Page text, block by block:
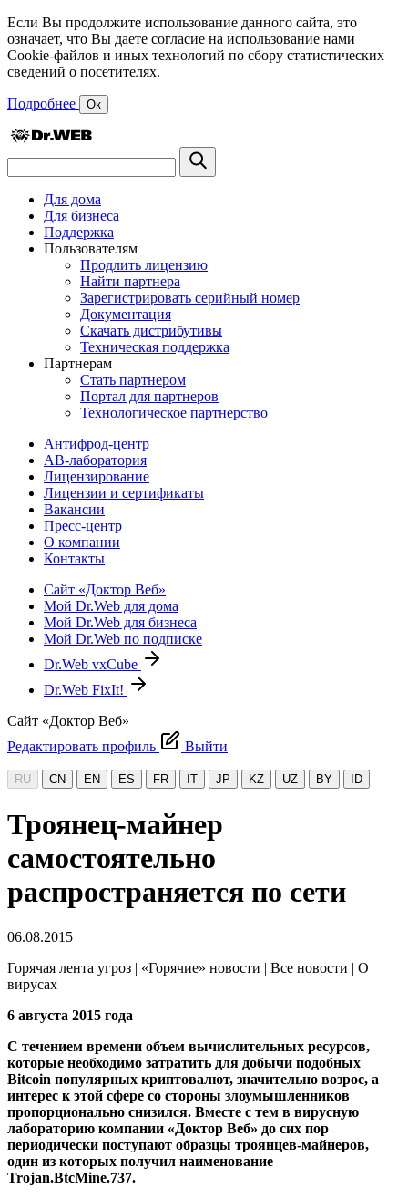
Если Вы продолжите использование данного сайта, это
означает, что Вы даете согласие на использование нами
Cookie-файлов и иных технологий по сбору статистических
сведений о посетителях.
Подробнее Ок
Для дома
Для бизнеса
Поддержка
Пользователям
Продлить лицензию
Найти партнера
Зарегистрировать серийный номер
Документация
Скачать дистрибутивы
Техническая поддержка
Партнерам
Стать партнером
Портал для партнеров
Технологическое партнерство
Антифрод-центр
АВ-лаборатория
Лицензирование
Лицензии и сертификаты
Вакансии
Пресс-центр
О компании
Контакты
Сайт «Доктор Веб»
Мой Dr.Web для дома
Мой Dr.Web для бизнеса
Мой Dr.Web по подписке
Dr.Web vxCube
Dr.Web FixIt!
Сайт «Доктор Веб»
Редактировать профиль
Выйти
RU CN EN ES FR IT JP KZ UZ BY ID
Троянец-майнер
самостоятельно
распространяется по сети
06.08.2015
Горячая лента угроз | «Горячие» новости | Все новости | О
вирусах
6 августа 2015 года
С течением времени объем вычислительных ресурсов,
которые необходимо затратить для добычи подобных
Bitcoin популярных криптовалют, значительно возрос, а
интерес к этой сфере со стороны злоумышленников
пропорционально снизился. Вместе с тем в вирусную
лабораторию компании «Доктор Веб» до сих пор
периодически поступают образцы троянцев-майнеров,
один из которых получил наименование
Trojan.BtcMine.737.